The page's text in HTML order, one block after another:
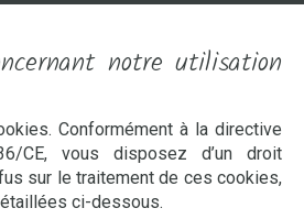
notre utilisation
Conformément à la directive
CE, vous disposez d’un droit
sur le traitement de ces cookies,
ci-dessous.